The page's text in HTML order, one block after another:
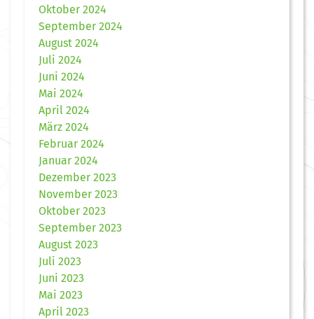
Oktober 2024
September 2024
August 2024
Juli 2024
Juni 2024
Mai 2024
April 2024
März 2024
Februar 2024
Januar 2024
Dezember 2023
November 2023
Oktober 2023
September 2023
August 2023
Juli 2023
Juni 2023
Mai 2023
April 2023